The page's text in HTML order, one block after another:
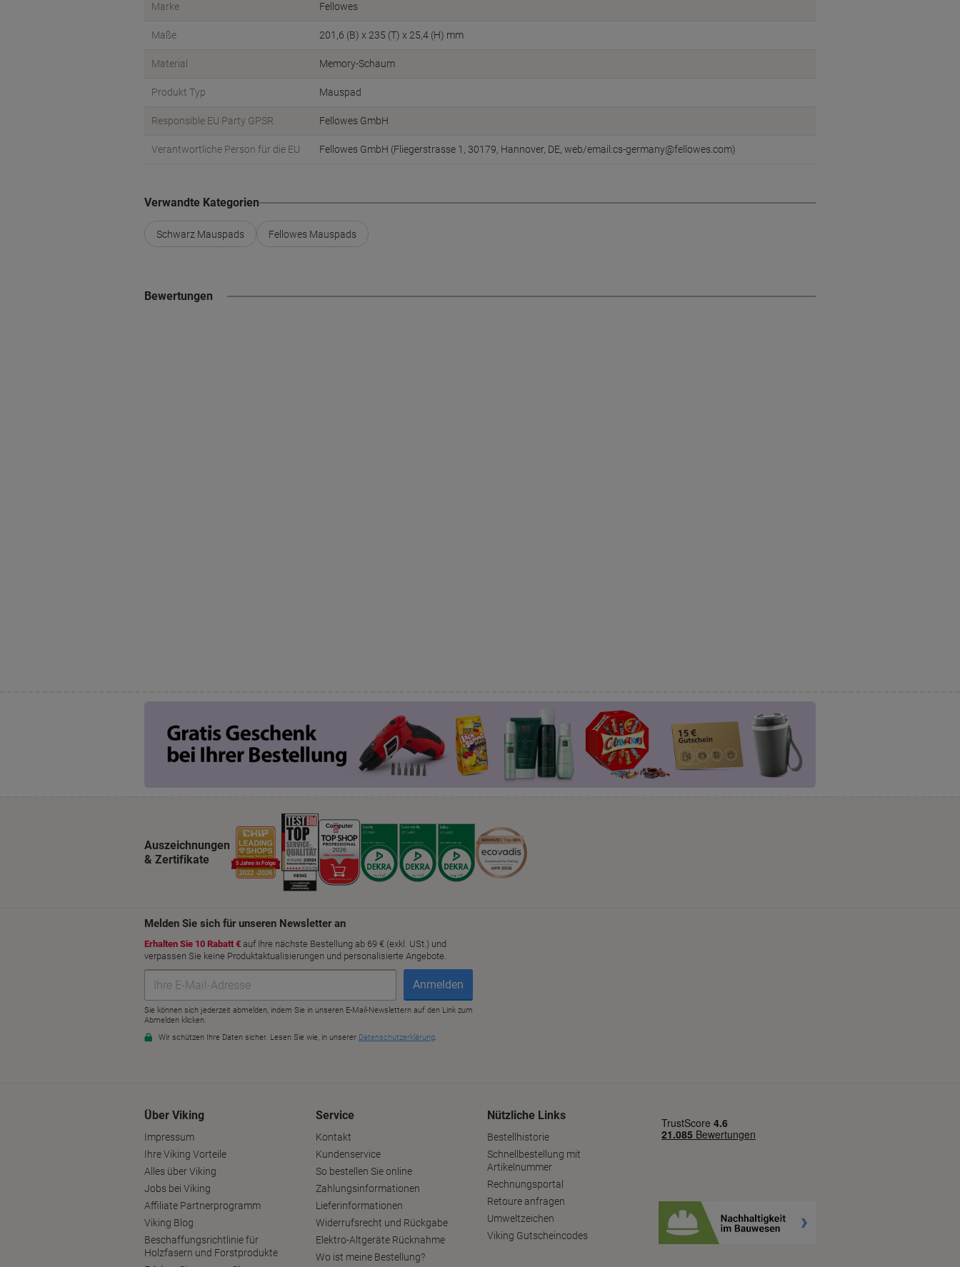
Marke Fellowes
Maße 201,6 (B) x 235 (T) x 25,4 (H) mm
Material Memory-Schaum
Produkt Typ Mauspad
Responsible EU Party GPSR Fellowes GmbH
Verantwortliche Person für die EU Fellowes GmbH (Fliegerstrasse 1, 30179, Hannover, DE, web/email:cs-germany@fellowes.com)
Verwandte Kategorien
Schwarz Mauspads Fellowes Mauspads
Bewertungen
Auszeichnungen
& Zertifikate
Über Viking
Impressum
Ihre Viking Vorteile
Alles über Viking
Jobs bei Viking
Affiliate Partnerprogramm
Viking Blog
Beschaffungsrichtlinie für
Holzfasern und Forstprodukte
Service
Kontakt
Kundenservice
So bestellen Sie online
Zahlungsinformationen
Lieferinformationen
Widerrufsrecht und Rückgabe
Elektro-Altgeräte Rücknahme
Wo ist meine Bestellung?
Nützliche Links
Bestellhistorie
Schnellbestellung mit
Artikelnummer
Rechnungsportal
Retoure anfragen
Umweltzeichen
Viking Gutscheincodes